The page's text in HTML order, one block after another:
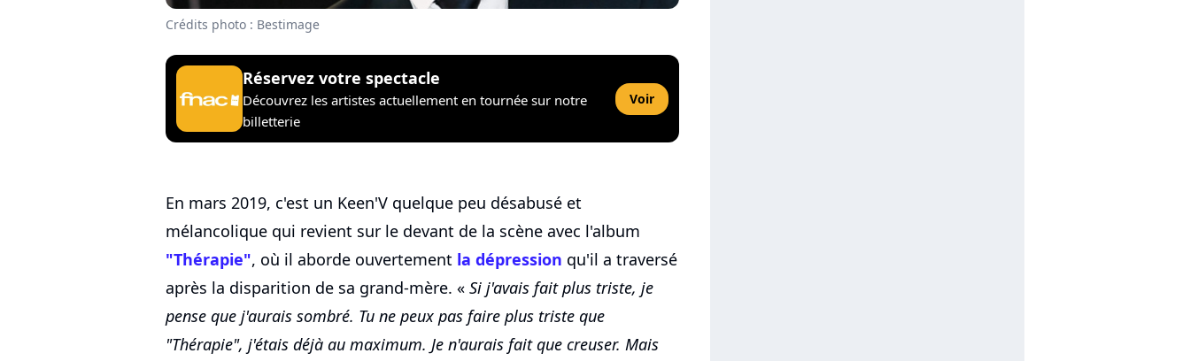
Crédits photo : Bestimage
Réservez votre spectacle
Découvrez les artistes actuellement en tournée sur notre
billetterie
Voir
En mars 2019, c'est un Keen'V quelque peu désabusé et
mélancolique qui revient sur le devant de la scène avec l'album
"Thérapie", où il aborde ouvertement la dépression qu'il a traversé
après la disparition de sa grand-mère. « Si j'avais fait plus triste, je
pense que j'aurais sombré. Tu ne peux pas faire plus triste que
"Thérapie", j'étais déjà au maximum. Je n'aurais fait que creuser. Mais